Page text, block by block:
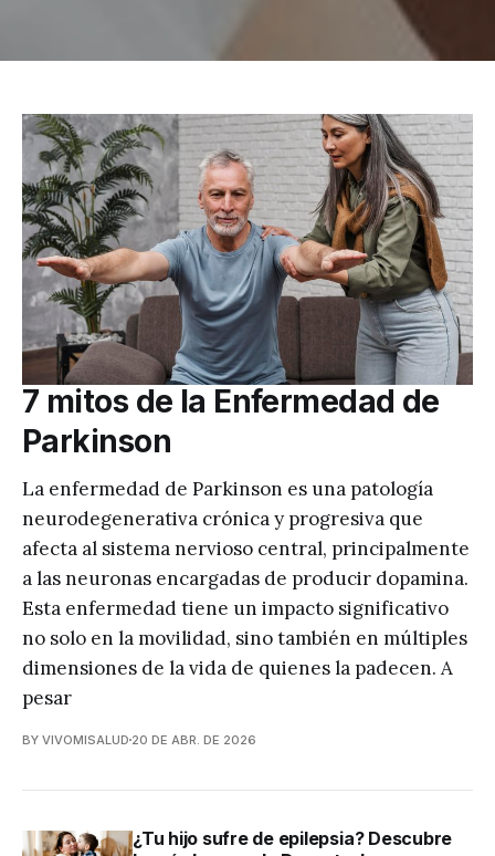
7 mitos de la Enfermedad de
Parkinson
La enfermedad de Parkinson es una patología
neurodegenerativa crónica y progresiva que
afecta al sistema nervioso central, principalmente
a las neuronas encargadas de producir dopamina.
Esta enfermedad tiene un impacto significativo
no solo en la movilidad, sino también en múltiples
dimensiones de la vida de quienes la padecen. A
pesar
BY VIVOMISALUD 20 DE ABR. DE 2026
¿Tu hijo sufre de epilepsia? Descubre